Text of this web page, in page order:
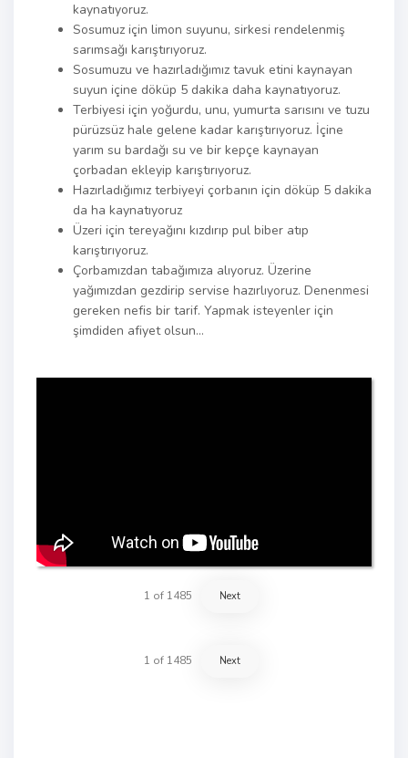
kaynatıyoruz.
Sosumuz için limon suyunu, sirkesi rendelenmiş
sarımsağı karıştırıyoruz.
Sosumuzu ve hazırladığımız tavuk etini kaynayan
suyun içine döküp 5 dakika daha kaynatıyoruz.
Terbiyesi için yoğurdu, unu, yumurta sarısını ve tuzu
pürüzsüz hale gelene kadar karıştırıyoruz. İçine
yarım su bardağı su ve bir kepçe kaynayan
çorbadan ekleyip karıştırıyoruz.
Hazırladığımız terbiyeyi çorbanın için döküp 5 dakika
da ha kaynatıyoruz
Üzeri için tereyağını kızdırıp pul biber atıp
karıştırıyoruz.
Çorbamızdan tabağımıza alıyoruz. Üzerine
yağımızdan gezdirip servise hazırlıyoruz. Denenmesi
gereken nefis bir tarif. Yapmak isteyenler için
şimdiden afiyet olsun…
1 of 1485 Next
1 of 1485 Next